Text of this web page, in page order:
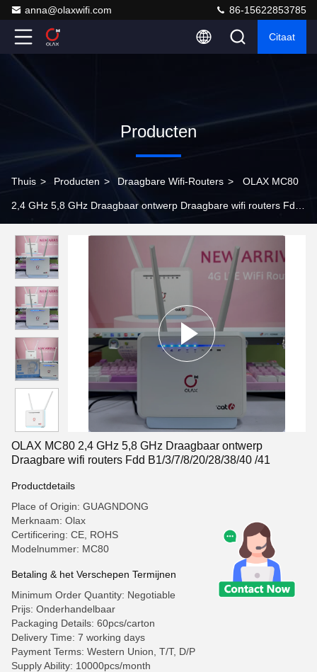
anna@olaxwifi.com 86-15622853785
Citaat
Producten
Thuis > Producten > Draagbare Wifi-Routers > OLAX MC80
2,4 GHz 5,8 GHz Draagbaar ontwerp Draagbare wifi routers Fdd
OLAX MC80 2,4 GHz 5,8 GHz Draagbaar ontwerp
Draagbare wifi routers Fdd B1/3/7/8/20/28/38/40 /41
Productdetails
Place of Origin: GUAGNDONG
Merknaam: Olax
Certificering: CE, ROHS
Modelnummer: MC80
Betaling & het Verschepen Termijnen
Minimum Order Quantity: Negotiable
Prijs: Onderhandelbaar
Packaging Details: 60pcs/carton
Delivery Time: 7 working days
Payment Terms: Western Union, T/T, D/P
Supply Ability: 10000pcs/month